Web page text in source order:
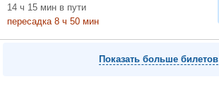
14 ч 15 мин в пути
пересадка 8 ч 50 мин
Показать больше билетов